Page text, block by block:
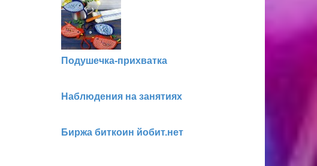
Подушечка-прихватка
Наблюдения на занятиях
Биржа биткоин йобит.нет